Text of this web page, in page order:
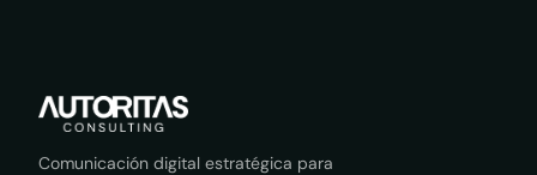
Comunicación digital estratégica para